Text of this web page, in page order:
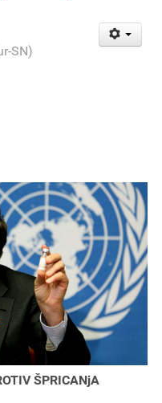
SN)
ŠPRICANjA